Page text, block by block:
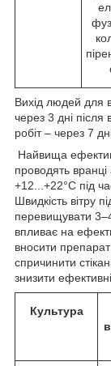
Вихід людей для
через 3 дні
робіт ‒ через 7
Найвища
проводять
+12...+22°С під
Швидкість вітру
перевищувати
впливає на
вносити
спричинити
знизити
Культура